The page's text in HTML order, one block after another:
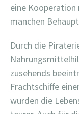
eine
manchen
Durch die
zusehends
Frachtschiffe
wurden die